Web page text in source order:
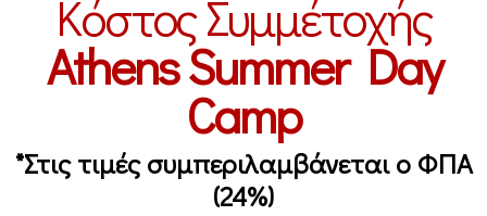
Κόστος Συμμέτοχής
Athens Summer Day
Camp
*Στις τιμές συμπεριλαμβάνεται ο ΦΠΑ
(24%)